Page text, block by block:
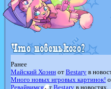
Ранее
Майский Хоэннот Bestaryв
Много новых игровых картинок!
Ревайвимсяот Bestaryв новостях.